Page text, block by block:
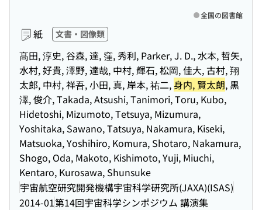
紙 文書・図像類
髙田, 淳史, 谷森, 達, 窪, 秀利, Parker, J. D., 水本, 哲矢,
水村, 好貴, 澤野, 達哉, 中村, 輝石, 松岡, 佳大, 古村, 翔
太郎, 中村, 祥吾, 小田, 真, 岸本, 祐二, 身内, 賢太朗, 黒
澤, 俊介, Takada, Atsushi, Tanimori, Toru, Kubo,
Hidetoshi, Mizumoto, Tetsuya, Mizumura,
Yoshitaka, Sawano, Tatsuya, Nakamura, Kiseki,
Matsuoka, Yoshihiro, Komura, Shotaro, Nakamura,
Shogo, Oda, Makoto, Kishimoto, Yuji, Miuchi,
Kentaro, Kurosawa, Shunsuke
宇宙航空研究開発機構宇宙科学研究所(JAXA)(ISAS)
2014-01第14回宇宙科学シンポジウム 講演集
全国の図書館